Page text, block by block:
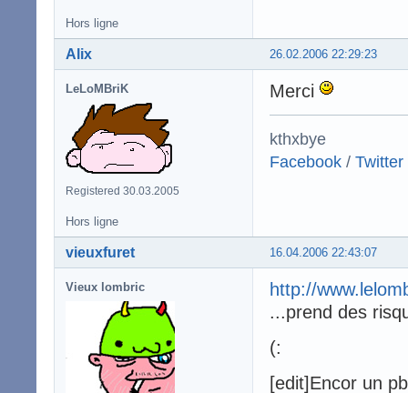
Hors ligne
26.02.2006 22:29:23
Alix
LeLoMBriK
Registered 30.03.2005
Merci
kthxbye
Facebook / Twitter
Hors ligne
16.04.2006 22:43:07
vieuxfuret
Vieux lombric
http://
...prend des
(:
[edit]Encor un